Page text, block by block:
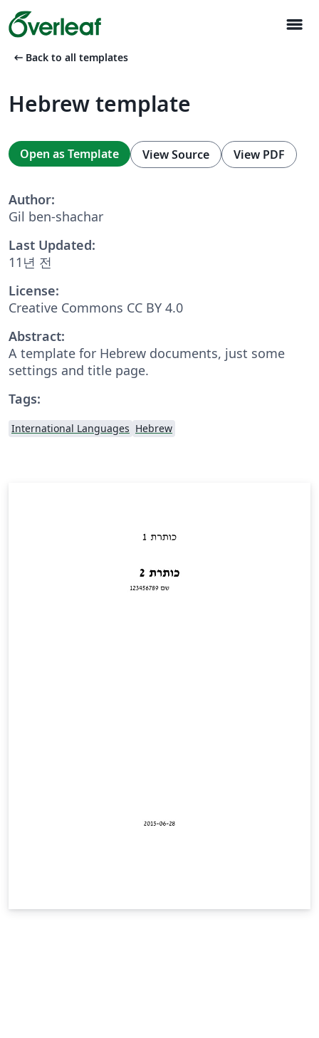
menu
arrow_left_alt Back to all templates
Hebrew template
Open as Template View Source View PDF
Author:
Gil ben-shachar
Last Updated:
11년 전
License:
Creative Commons CC BY 4.0
Abstract:
A template for Hebrew documents, just some
settings and title page.
Tags:
International Languages Hebrew